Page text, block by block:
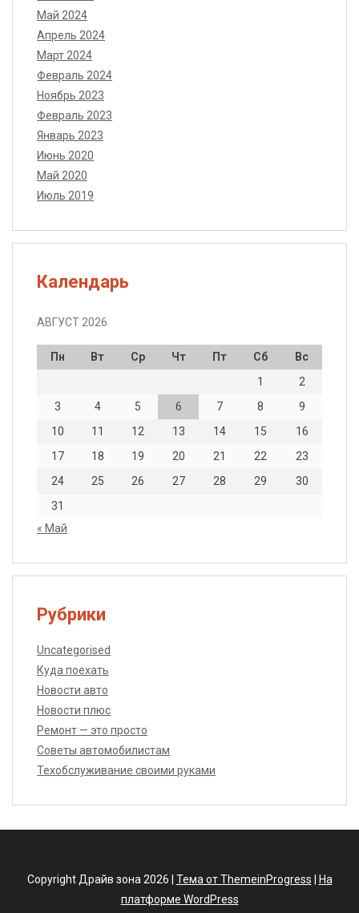
Май 2024
Апрель 2024
Март 2024
Февраль 2024
Ноябрь 2023
Февраль 2023
Январь 2023
Июнь 2020
Май 2020
Июль 2019
Календарь
АВГУСТ 2026
Пн Вт Ср Чт Пт Сб
Вс
1
2
3
4 5 6 7 8
9
10
11 12 13 14 15
16
17
18 19 20 21 22
23
24
25 26 27 28 29
30
31
« Май
Рубрики
Uncategorised
Куда поехать
Новости авто
Новости плюс
Ремонт — это просто
Советы автомобилистам
Техобслуживание своими руками
Copyright Драйв зона 2026 | Тема от ThemeinProgress
На
платформе WordPress